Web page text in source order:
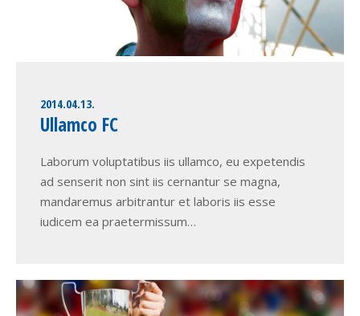
2014.04.13.
Ullamco FC
Laborum voluptatibus iis ullamco, eu expetendis
ad senserit non sint iis cernantur se magna,
mandaremus arbitrantur et laboris iis esse
iudicem ea praetermissum…